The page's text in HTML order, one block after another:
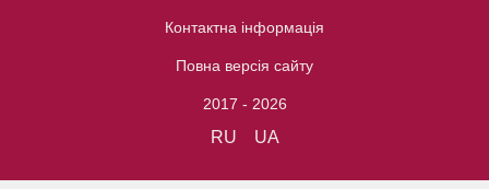
Контактна інформація
Повна версія сайту
2017 - 2026
RU UA